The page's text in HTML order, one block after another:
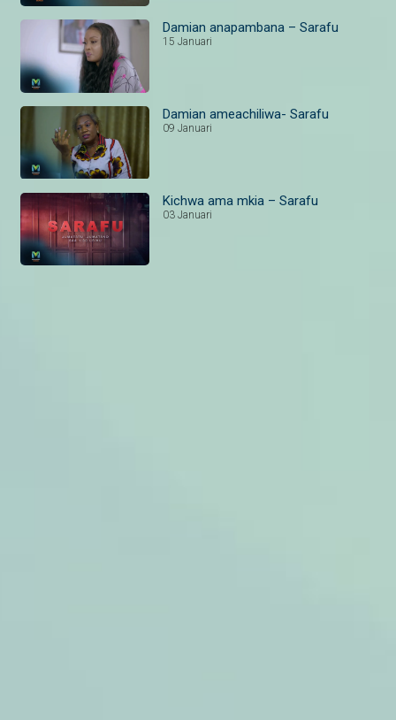
Damian anapambana – Sarafu
15 Januari
Damian ameachiliwa- Sarafu
09 Januari
Kichwa ama mkia – Sarafu
03 Januari